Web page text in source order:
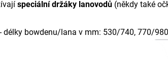
speciální držáky lanovodů (někdy také
- délky bowdenu/lana v mm: 530/740, 770/